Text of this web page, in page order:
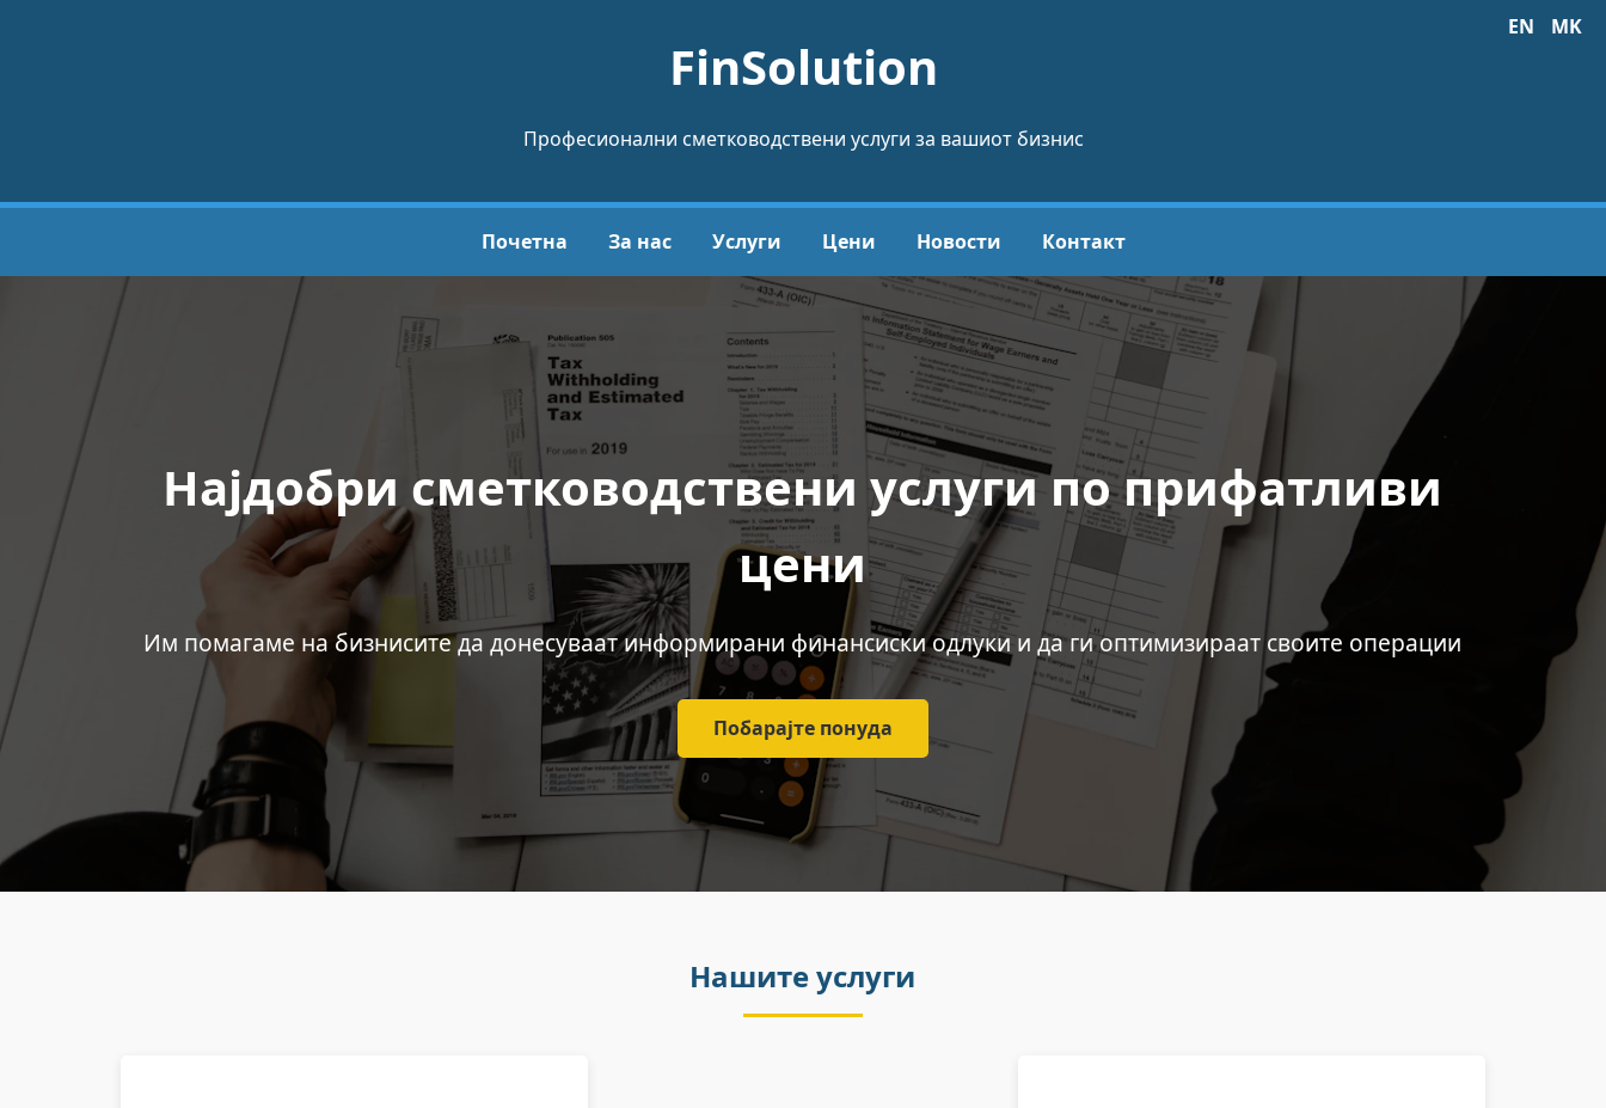
EN MK
FinSolution
Професионални сметководствени услуги за вашиот бизнис
Почетна За нас Услуги Цени Новости Контакт
Најдобри сметководствени услуги по прифатливи
цени
Им помагаме на бизнисите да донесуваат информирани финансиски одлуки и да ги оптимизираат своите операции
Побарајте понуда
Нашите услуги